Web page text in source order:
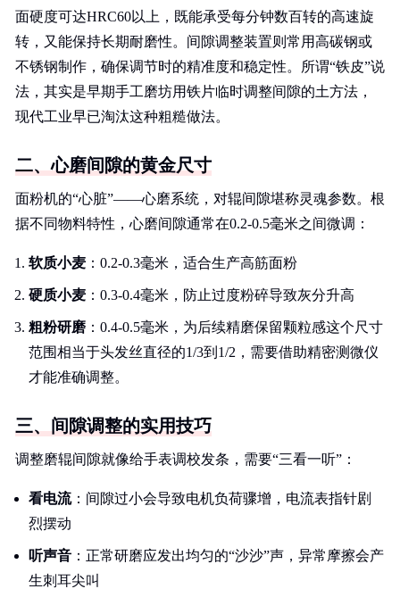
面硬度可达HRC60以上，既能承受每分钟数百转的高速旋
转，又能保持长期耐磨性。间隙调整装置则常用高碳钢或
不锈钢制作，确保调节时的精准度和稳定性。所谓“铁皮”说
法，其实是早期手工磨坊用铁片临时调整间隙的土方法，
现代工业早已淘汰这种粗糙做法。
二、心磨间隙的黄金尺寸
面粉机的“心脏”——心磨系统，对辊间隙堪称灵魂参数。根
据不同物料特性，心磨间隙通常在0.2-0.5毫米之间微调：
软质小麦 ：0.2-0.3毫米，适合生产高筋面粉
硬质小麦 ：0.3-0.4毫米，防止过度粉碎导致灰分升高
粗粉研磨 ：0.4-0.5毫米，为后续精磨保留颗粒感这个尺寸
范围相当于头发丝直径的1/3到1/2，需要借助精密测微仪
才能准确调整。
三、间隙调整的实用技巧
调整磨辊间隙就像给手表调校发条，需要“三看一听”：
看电流：间隙过小会导致电机负荷骤增，电流表指针剧
烈摆动
听声音 ：正常研磨应发出均匀的“沙沙”声，异常摩擦会产
生刺耳尖叫